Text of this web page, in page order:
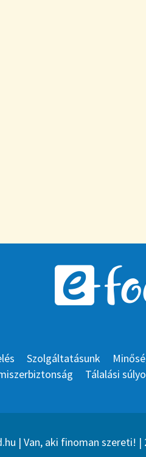
Szolgáltatásunk
Tálalási
| Van, aki finoman szereti! |